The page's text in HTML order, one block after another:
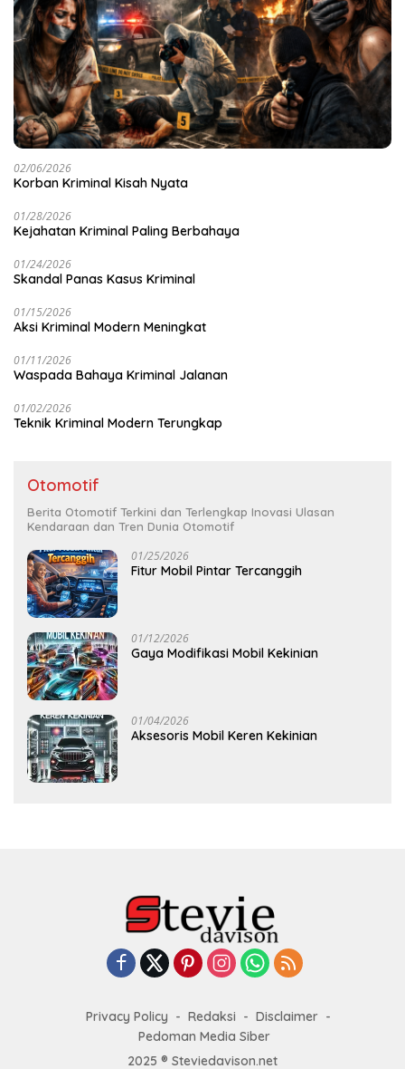
02/06/2026
Korban Kriminal Kisah Nyata
01/28/2026
Kejahatan Kriminal Paling Berbahaya
01/24/2026
Skandal Panas Kasus Kriminal
01/15/2026
Aksi Kriminal Modern Meningkat
01/11/2026
Waspada Bahaya Kriminal Jalanan
01/02/2026
Teknik Kriminal Modern Terungkap
Otomotif
Berita Otomotif Terkini dan Terlengkap Inovasi Ulasan
Kendaraan dan Tren Dunia Otomotif
01/25/2026
Fitur Mobil Pintar Tercanggih
01/12/2026
Gaya Modifikasi Mobil Kekinian
01/04/2026
Aksesoris Mobil Keren Kekinian
Privacy Policy Redaksi
Disclaimer
Pedoman Media Siber
2025 ® Steviedavison.net